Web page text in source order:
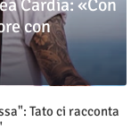
Cardia: «Con
con
Tato ci racconta